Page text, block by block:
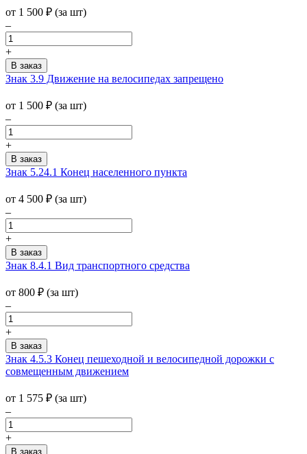
от 1 500 ₽ (за шт)
–
+
Знак 3.9 Движение на велосипедах запрещено
от 1 500 ₽ (за шт)
–
+
Знак 5.24.1 Конец населенного пункта
от 4 500 ₽ (за шт)
–
+
Знак 8.4.1 Вид транспортного средства
от 800 ₽ (за шт)
–
+
Знак 4.5.3 Конец пешеходной и велосипедной дорожки с
совмещенным движением
от 1 575 ₽ (за шт)
–
+